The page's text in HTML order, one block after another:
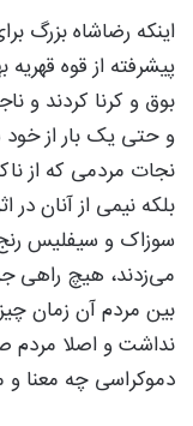
اینکه رضاشاه بزرگ
پیشرفته از قوه قهریه
بوق و کرنا کردند و
و حتی یک بار از
نجات مردمی که از
بلکه نیمی از آنان در
سوزاک و سیفلیس
می‌زدند، هیچ راهی
بین مردم آن زمان
نداشت و اصلا مردم
دموکراسی چه معنا و